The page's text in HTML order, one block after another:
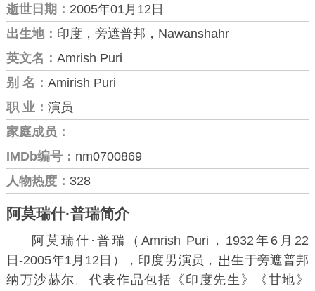
逝世日期： 2005年01月12日
出生地： 印度，旁遮普邦，Nawanshahr
英文名： Amrish Puri
别 名： Amirish Puri
职 业： 演员
家庭成员：
IMDb编号： nm0700869
人物热度： 328
阿莫瑞什·普瑞简介
阿莫瑞什·普瑞（Amrish Puri，1932年6月22
日-2005年1月12日），印度
演员， 生于旁遮普邦
纳万沙赫尔。代表作品包括《 印度先生 》《甘地》